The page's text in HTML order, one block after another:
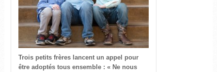
Trois petits frères lancent un appel pour
être adoptés tous ensemble : « Ne nous